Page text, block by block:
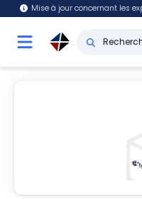
Mise à jour concernant les